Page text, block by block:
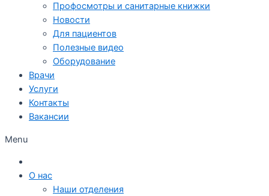
Профосмотры и санитарные книжки
Новости
Для пациентов
Полезные видео
Оборудование
Врачи
Услуги
Контакты
Вакансии
Menu
О нас
Наши отделения